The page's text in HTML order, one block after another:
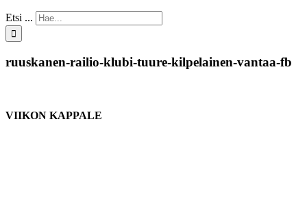
Etsi ...
ruuskanen-railio-klubi-tuure-kilpelainen-vantaa-fb
VIIKON KAPPALE